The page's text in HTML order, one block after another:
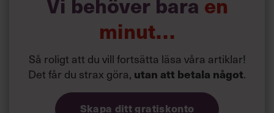
minut…
Så roligt att du vill fortsätta läsa våra artiklar!
Det får du strax göra, utan att betala något.
Skapa ditt gratiskonto